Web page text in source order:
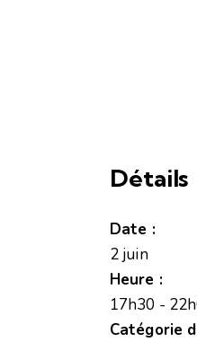
Détails
Date :
2 juin
Heure :
17h30 -
Catégorie